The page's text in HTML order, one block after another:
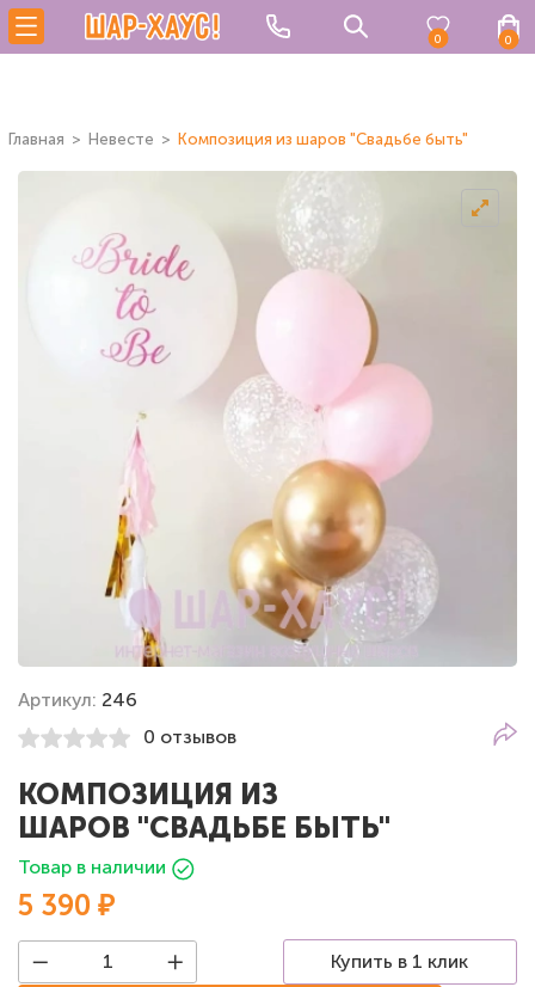
0 0
Главная Невесте Композиция из шаров "Свадьбе быть"
Артикул: 246
0 отзывов
КОМПОЗИЦИЯ ИЗ
ШАРОВ "СВАДЬБЕ БЫТЬ"
Товар в наличии
5 390 ₽
Купить в 1 клик